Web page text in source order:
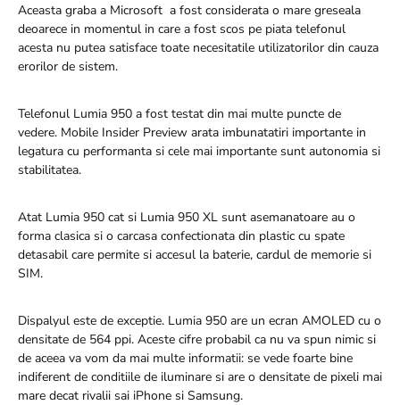
Aceasta graba a Microsoft a fost considerata o mare greseala
deoarece in momentul in care a fost scos pe piata telefonul
acesta nu putea satisface toate necesitatile utilizatorilor din cauza
erorilor de sistem.
Telefonul Lumia 950 a fost testat din mai multe puncte de
vedere. Mobile Insider Preview arata imbunatatiri importante in
legatura cu performanta si cele mai importante sunt autonomia si
stabilitatea.
Atat Lumia 950 cat si Lumia 950 XL sunt asemanatoare au o
forma clasica si o carcasa confectionata din plastic cu spate
detasabil care permite si accesul la baterie, cardul de memorie si
SIM.
Dispalyul este de exceptie. Lumia 950 are un ecran AMOLED cu o
densitate de 564 ppi. Aceste cifre probabil ca nu va spun nimic si
de aceea va vom da mai multe informatii: se vede foarte bine
indiferent de conditiile de iluminare si are o densitate de pixeli mai
mare decat rivalii sai iPhone si Samsung.